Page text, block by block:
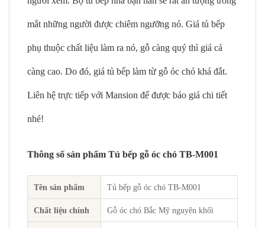
mắt những người được chiêm ngưỡng nó. Giá tủ bếp
phụ thuộc chất liệu làm ra nó, gỗ càng quý thì giá cả
càng cao. Do đó, giá tủ bếp làm từ gỗ óc chó khá đắt.
Liên hệ trực tiếp với Mansion để được báo giá chi tiết
nhé!
Thông số sản phẩm Tủ bếp gỗ óc chó TB-M001
Tên sản phẩm Tủ bếp gỗ óc chó TB-M001
Chất liệu chính Gỗ óc chó Bắc Mỹ nguyên khối